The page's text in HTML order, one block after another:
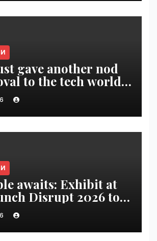
gave another nod
to the tech world |
awaits: Exhibit at
Disrupt 2026 to
thousands |